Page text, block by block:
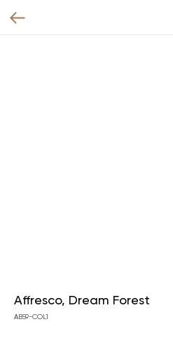
Affresco, Dream Forest
AB59-COL1